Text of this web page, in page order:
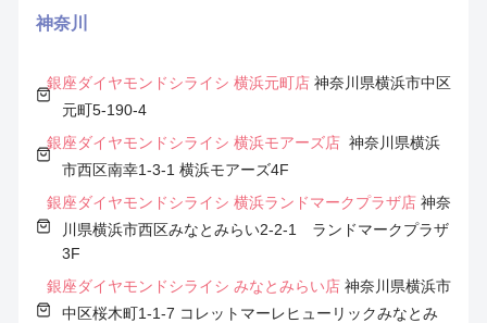
神奈川
銀座ダイヤモンドシライシ 横浜元町店 神奈川県横浜市中区
元町5-190-4
銀座ダイヤモンドシライシ 横浜モアーズ店 神奈川県横浜
市西区南幸1-3-1 横浜モアーズ4F
銀座ダイヤモンドシライシ 横浜ランドマークプラザ店 神奈
川県横浜市西区みなとみらい2-2-1 ランドマークプラザ
3F
銀座ダイヤモンドシライシ みなとみらい店 神奈川県横浜市
中区桜木町1-1-7 コレットマーレヒューリックみなとみ